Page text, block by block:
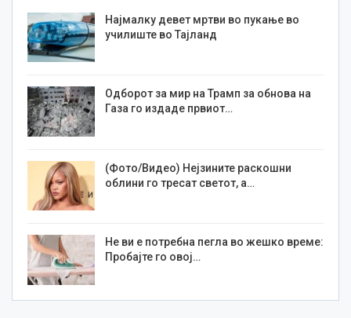
Најмалку девет мртви во пукање во
училиште во Тајланд
Одборот за мир на Трамп за обнова на
Газа го издаде првиот…
(Фото/Видео) Нејзините раскошни
облини го тресат светот, а…
Не ви е потребна пегла во жешко време:
Пробајте го овој…